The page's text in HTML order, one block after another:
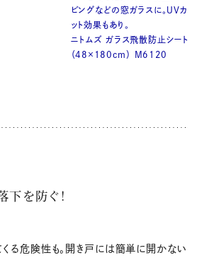
ビングなどの窓ガラスに。UVカ
ット効果もあり。
ニトムズ ガラス飛散防止シート
（48×180cm） M6120
を防ぐ！
る危険性も。開き戸には簡単に開かない